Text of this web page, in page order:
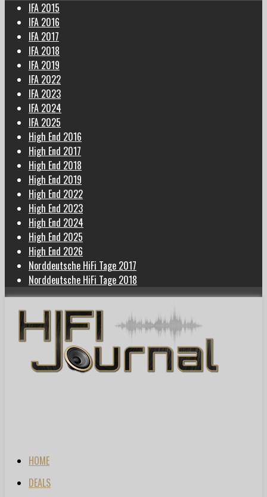
IFA 2015
IFA 2016
IFA 2017
IFA 2018
IFA 2019
IFA 2022
IFA 2023
IFA 2024
IFA 2025
High End 2016
High End 2017
High End 2018
High End 2019
High End 2022
High End 2023
High End 2024
High End 2025
High End 2026
Norddeutsche HiFi Tage 2017
Norddeutsche HiFi Tage 2018
HOME
DEALS